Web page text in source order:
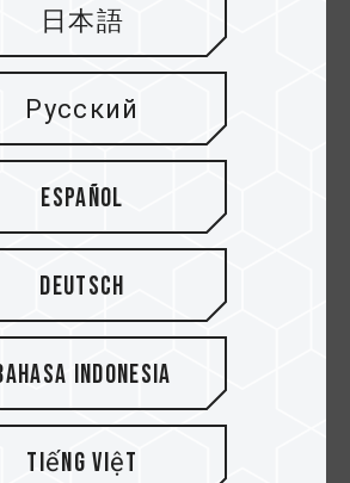
аудио‑ и видеофайлов или при
сетевых системах хранения
системы зачастую
чем достижение
непроверенных аппаратных
процессе длительной работы
ошибки или наблюдаться
в то время как
с учетом списка QVL
снижать последующие
и техническое
日本語
Русский
Español
Deutsch
Indonesia
Tiếng Việt